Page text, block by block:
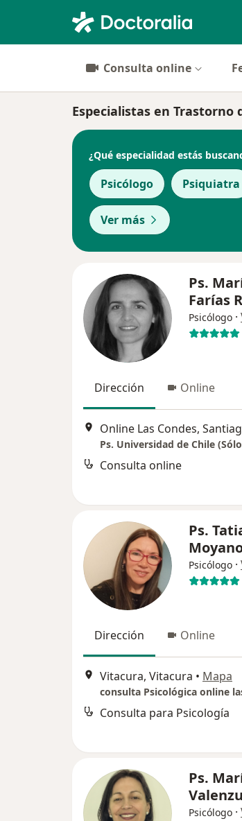
Consulta online
Especialistas en
¿Qué especialidad estás
Psicólogo Psiquiatra
Ver más
Ps.
Farías
Psicólogo ·
Dirección Online
Online Las Condes,
Ps. Universidad de Chile
Consulta online
Ps.
Psicólogo ·
Dirección Online
Vitacura, Vitacura • Mapa
consulta Psicológica online
Consulta para Psicología
Ps.
Psicólogo ·